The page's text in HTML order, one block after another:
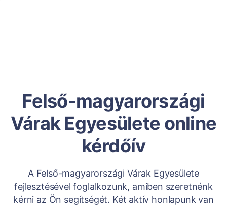
Felső-magyarországi
Várak Egyesülete online
kérdőív
A Felső-magyarországi Várak Egyesülete
fejlesztésével foglalkozunk, amiben szeretnénk
kérni az Ön segítségét. Két aktív honlapunk van